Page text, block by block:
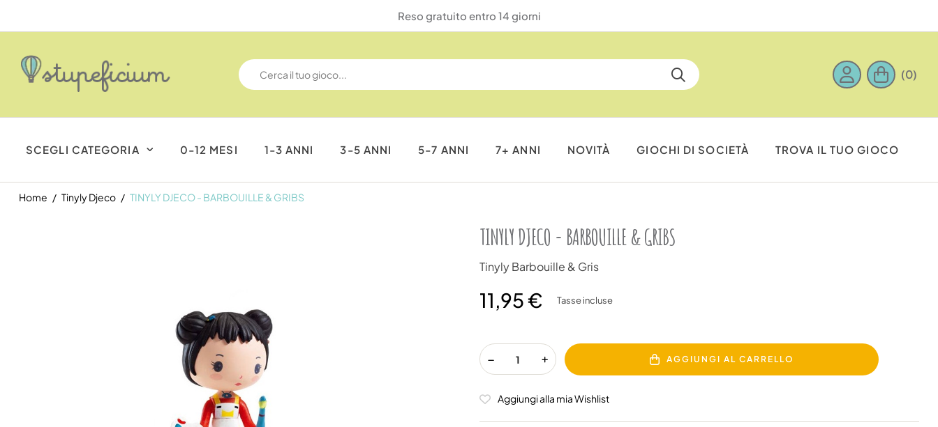
Reso gratuito entro 14 giorni
(0)
SCEGLI CATEGORIA 0-12 MESI 1-3 ANNI 3-5 ANNI 5-7 ANNI 7+ ANNI NOVITÀ GIOCHI DI SOCIETÀ TROVA IL TUO GIOCO
Home Tinyly Djeco TINYLY DJECO - BARBOUILLE & GRIBS
TINYLY DJECO - BARBOUILLE & GRIBS
Tinyly Barbouille & Gris
11,95 € Tasse incluse
AGGIUNGI AL CARRELLO
Aggiungi alla mia Wishlist